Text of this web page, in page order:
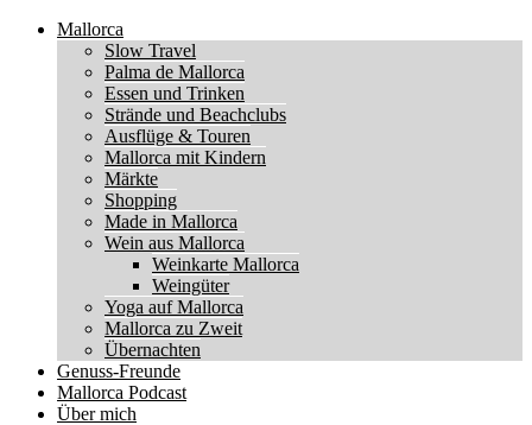
Mallorca
Slow Travel
Palma de Mallorca
Essen und Trinken
Strände und Beachclubs
Ausflüge & Touren
Mallorca mit Kindern
Märkte
Shopping
Made in Mallorca
Wein aus Mallorca
Weinkarte Mallorca
Weingüter
Yoga auf Mallorca
Mallorca zu Zweit
Übernachten
Genuss-Freunde
Mallorca Podcast
Über mich